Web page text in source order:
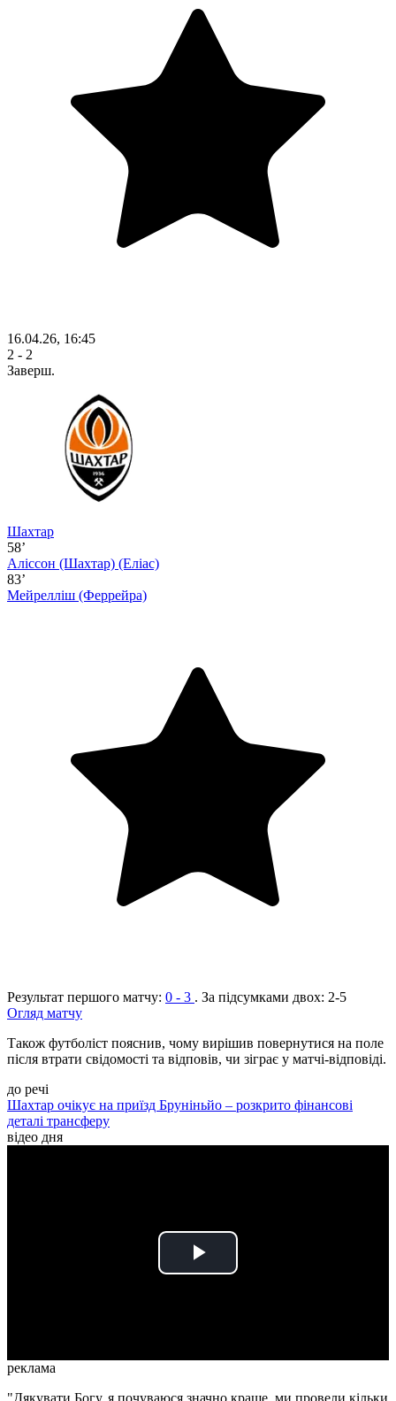
16.04.26, 16:45
2 - 2
Заверш.
Шахтар
58’
Аліссон (Шахтар) (Еліас)
83’
Мейрелліш (Феррейра)
Результат першого матчу: 0 - 3 . За підсумками двох: 2-5
Огляд матчу
Також футболіст пояснив, чому вирішив повернутися на поле
після втрати свідомості та відповів, чи зіграє у матчі-відповіді.
до речі
Шахтар очікує на приїзд Бруніньйо – розкрито фінансові
деталі трансферу
відео дня
Play
реклама